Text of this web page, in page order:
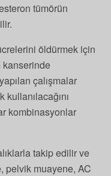
tümörün
öldürmek için
kanserinde
çalışmalar
kombinasyonlar
takip edilir ve
pelvik muayene, AC